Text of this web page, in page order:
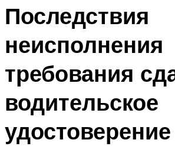
Последствия
неисполнения
требования
водительское
удостоверение